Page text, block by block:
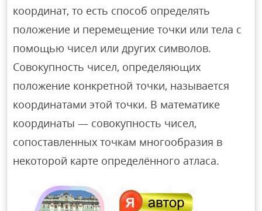
координат, то есть способ определять
положение и перемещение точки или тела с
помощью чисел или других символов.
Совокупность чисел, определяющих
положение конкретной точки, называется
координатами этой точки. В математике
координаты — совокупность чисел,
сопоставленных точкам многообразия в
некоторой карте определённого атласа.